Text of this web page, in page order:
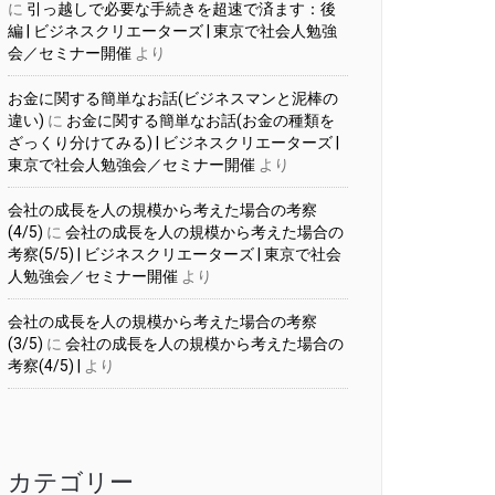
に 引っ越しで必要な手続きを超速で済ます：後
編 | ビジネスクリエーターズ | 東京で社会人勉強
会／セミナー開催 より
お金に関する簡単なお話(ビジネスマンと泥棒の
違い) に お金に関する簡単なお話(お金の種類を
ざっくり分けてみる) | ビジネスクリエーターズ |
東京で社会人勉強会／セミナー開催 より
会社の成長を人の規模から考えた場合の考察
(4/5) に 会社の成長を人の規模から考えた場合の
考察(5/5) | ビジネスクリエーターズ | 東京で社会
人勉強会／セミナー開催 より
会社の成長を人の規模から考えた場合の考察
(3/5) に 会社の成長を人の規模から考えた場合の
考察(4/5) |
より
カテゴリー